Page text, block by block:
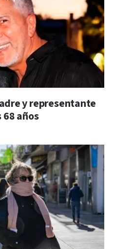
y representante
68 años